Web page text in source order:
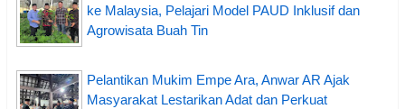
ke Malaysia, Pelajari Model PAUD Inklusif dan
Agrowisata Buah Tin
Pelantikan Mukim Empe Ara, Anwar AR Ajak
Masyarakat Lestarikan Adat dan Perkuat